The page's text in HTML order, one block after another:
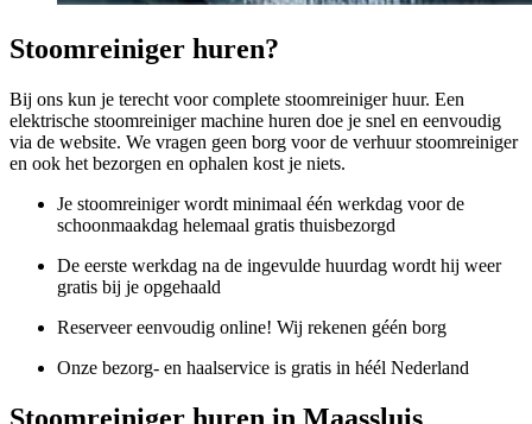
Stoomreiniger huren?
Bij ons kun je terecht voor complete stoomreiniger huur. Een
elektrische stoomreiniger machine huren doe je snel en eenvoudig
via de website. We vragen geen borg voor de verhuur stoomreiniger
en ook het bezorgen en ophalen kost je niets.
Je stoomreiniger wordt minimaal één werkdag voor de
schoonmaakdag helemaal gratis thuisbezorgd
De eerste werkdag na de ingevulde huurdag wordt hij weer
gratis bij je opgehaald
Reserveer eenvoudig online! Wij rekenen géén borg
Onze bezorg- en haalservice is gratis in héél Nederland
Stoomreiniger huren in Maassluis